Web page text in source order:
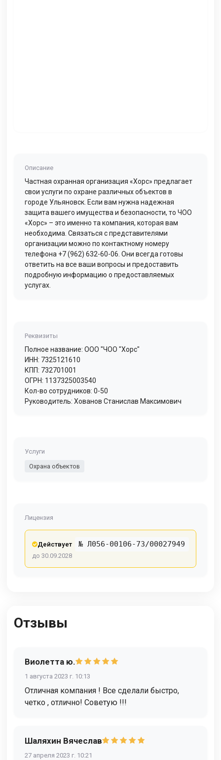
Описание
Частная охранная организация «Хорс» предлагает
свои услуги по охране различных объектов в
городе Ульяновск. Если вам нужна надежная
защита вашего имущества и безопасности, то ЧОО
«Хорс» – это именно та компания, которая вам
необходима. Связаться с представителями
организации можно по контактному номеру
телефона +7 (962) 632-60-06. Они всегда готовы
ответить на все ваши вопросы и предоставить
подробную информацию о предоставляемых
услугах.
Реквизиты
Полное название: ООО "ЧОО "Хорс"
ИНН: 7325121610
КПП: 732701001
ОГРН: 1137325003540
Кол-во сотрудников: 0-50
Руководитель: Хованов Станислав Максимович
Услуги
Охрана объектов
Лицензия
Действует № Л056-00106-73/00027949
до 30.09.2028
Отзывы
Виолетта ю.
1 августа 2023 г. 10:13
Отличная компания ! Все сделали быстро,
четко , отлично! Советую !!!
Шаляхин Вячеслав
27 апреля 2023 г. 10:21